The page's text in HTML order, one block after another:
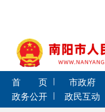
首 页 市政府
政务公开
政民互动